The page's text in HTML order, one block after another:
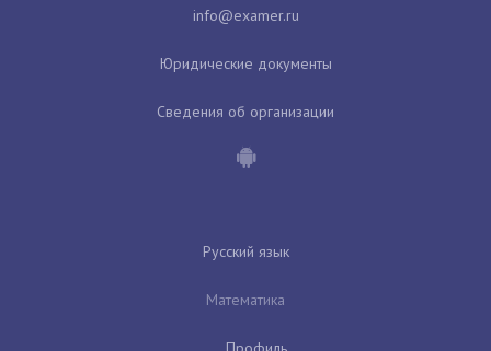
Юридические документы
Сведения об организации
Русский язык
Математика